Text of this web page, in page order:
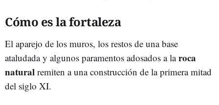
Cómo es la fortaleza
El aparejo de los muros, los restos de una base
ataludada y algunos paramentos adosados a laroca
natural remiten a una construcción de la primera mitad
del siglo XI.